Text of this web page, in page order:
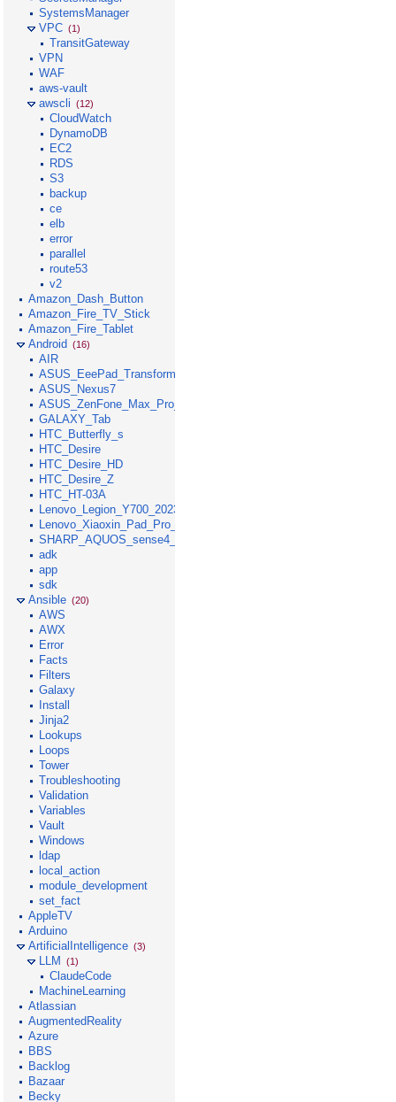
SystemsManager
VPC (1)
TransitGateway
VPN
WAF
aws-vault
awscli (12)
CloudWatch
DynamoDB
EC2
RDS
S3
backup
ce
elb
error
parallel
route53
v2
Amazon_Dash_Button
Amazon_Fire_TV_Stick
Amazon_Fire_Tablet
Android (16)
AIR
ASUS_EeePad_Transformer
ASUS_Nexus7
ASUS_ZenFone_Max_Pro_M1
GALAXY_Tab
HTC_Butterfly_s
HTC_Desire
HTC_Desire_HD
HTC_Desire_Z
HTC_HT-03A
Lenovo_Legion_Y700_2023
Lenovo_Xiaoxin_Pad_Pro_GT_2025
SHARP_AQUOS_sense4_lite
adk
app
sdk
Ansible (20)
AWS
AWX
Error
Facts
Filters
Galaxy
Install
Jinja2
Lookups
Loops
Tower
Troubleshooting
Validation
Variables
Vault
Windows
ldap
local_action
module_development
set_fact
AppleTV
Arduino
ArtificialIntelligence (3)
LLM (1)
ClaudeCode
MachineLearning
Atlassian
AugmentedReality
Azure
BBS
Backlog
Bazaar
Becky